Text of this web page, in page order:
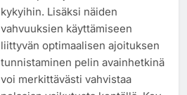
kykyihin. Lisäksi näiden
vahvuuksien käyttämiseen
liittyvän optimaalisen ajoituksen
tunnistaminen pelin avainhetkinä
voi merkittävästi vahvistaa